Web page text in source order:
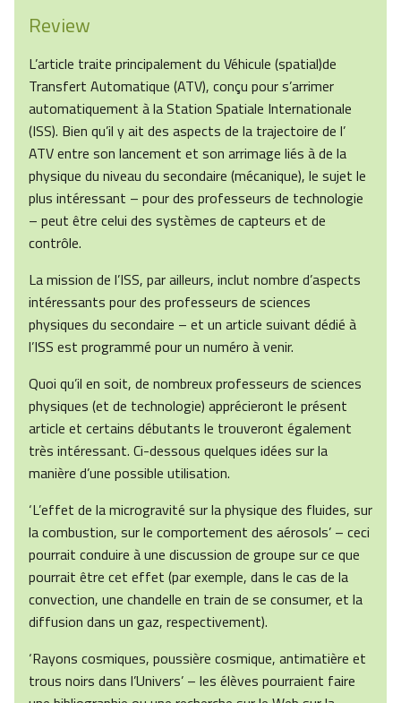
Review
L’article traite principalement du Véhicule (spatial)de
Transfert Automatique (ATV), conçu pour s’arrimer
automatiquement à la Station Spatiale Internationale
(ISS). Bien qu’il y ait des aspects de la trajectoire de l’
ATV entre son lancement et son arrimage liés à de la
physique du niveau du secondaire (mécanique), le sujet le
plus intéressant – pour des professeurs de technologie
– peut être celui des systèmes de capteurs et de
contrôle.
La mission de l’ISS, par ailleurs, inclut nombre d’aspects
intéressants pour des professeurs de sciences
physiques du secondaire – et un article suivant dédié à
l’ISS est programmé pour un numéro à venir.
Quoi qu’il en soit, de nombreux professeurs de sciences
physiques (et de technologie) apprécieront le présent
article et certains débutants le trouveront également
très intéressant. Ci-dessous quelques idées sur la
manière d’une possible utilisation.
‘L’effet de la microgravité sur la physique des fluides, sur
la combustion, sur le comportement des aérosols’ – ceci
pourrait conduire à une discussion de groupe sur ce que
pourrait être cet effet (par exemple, dans le cas de la
convection, une chandelle en train de se consumer, et la
diffusion dans un gaz, respectivement).
‘Rayons cosmiques, poussière cosmique, antimatière et
trous noirs dans l’Univers’ – les élèves pourraient faire